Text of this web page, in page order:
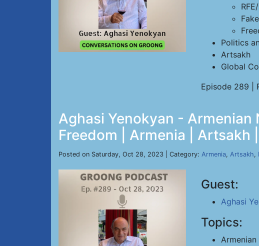
Politics
Artsakh
Global
Episode 289 |
Aghasi Yenokyan - Armenian
Freedom | Armenia | Artsakh
Posted on Saturday, Oct 28, 2023 | Category: Armenia, Artsakh,
Guest:
Aghasi
Topics: